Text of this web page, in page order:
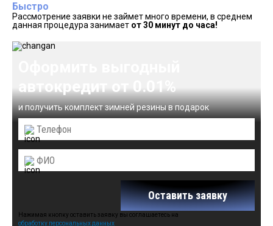
Быстро
Рассмотрение заявки не займет много времени, в среднем
данная процедура занимает от 30 минут до часа!
автокредит от 0.01%
и получить комплект зимней резины в подарок
Оставить заявку
Нажимая кнопку оставить заявку вы соглашаетесь на
обработку персональных данных